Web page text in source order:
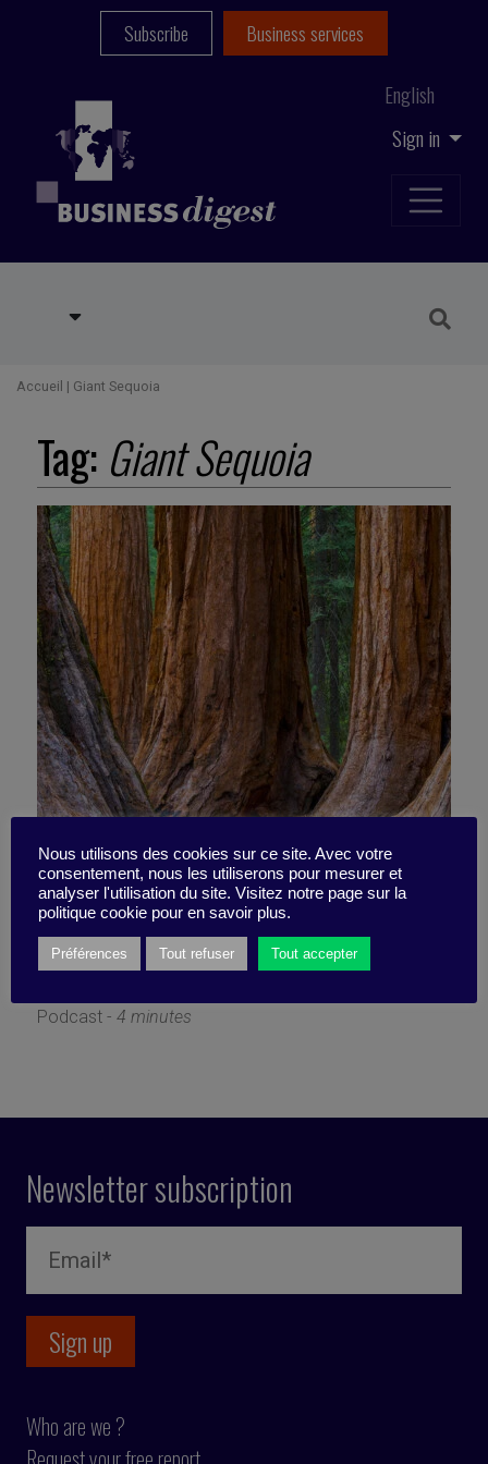
Sign in
English
Subscribe Business services
Accueil | Giant Sequoia
Tag: Giant Sequoia
Story break – The Giant
Sequoia
Podcast - 4 minutes
Newsletter subscription
Who are we ?
Nous utilisons des cookies sur ce site. Avec votre
consentement, nous les utiliserons pour mesurer et
analyser l'utilisation du site. Visitez notre page sur la
politique cookie pour en savoir plus.
Préférences Tout refuser Tout accepter